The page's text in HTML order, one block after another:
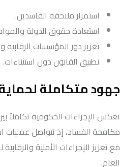
استمرار ملاحقة الفاسدين.
استعادة حقوق الدولة
تعزيز دور المؤسسات الرقابية
تطبيق القانون دون استثناءات.
جهود متكاملة
تعكس الإجراءات الحكومية تكاملاً
مكافحة الفساد، إذ تتواصل عمليات
مع تعزيز الإجراءات الأمنية
العام.